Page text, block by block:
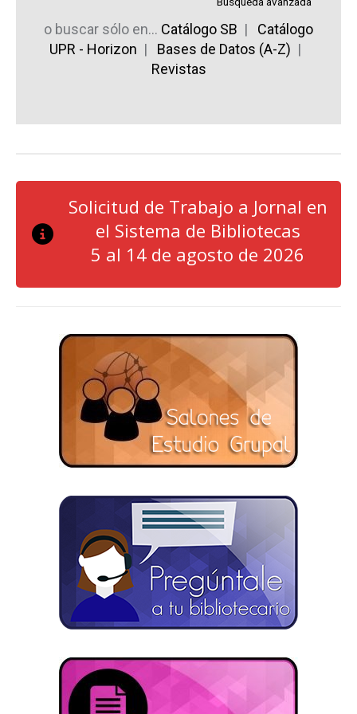
o buscar sólo en... Catálogo SB | Catálogo
UPR - Horizon | Bases de Datos (A-Z) |
Revistas
Solicitud de Trabajo a Jornal en
el Sistema de Bibliotecas
5 al 14 de agosto de 2026